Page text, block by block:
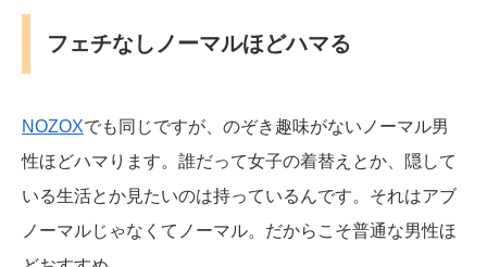
フェチなしノーマルほどハマる
NOZOXでも同じですが、のぞき趣味がないノーマル男
性ほどハマります。誰だって女子の着替えとか、隠して
いる生活とか見たいのは持っているんです。それはアブ
ノーマルじゃなくてノーマル。だからこそ普通な男性ほ